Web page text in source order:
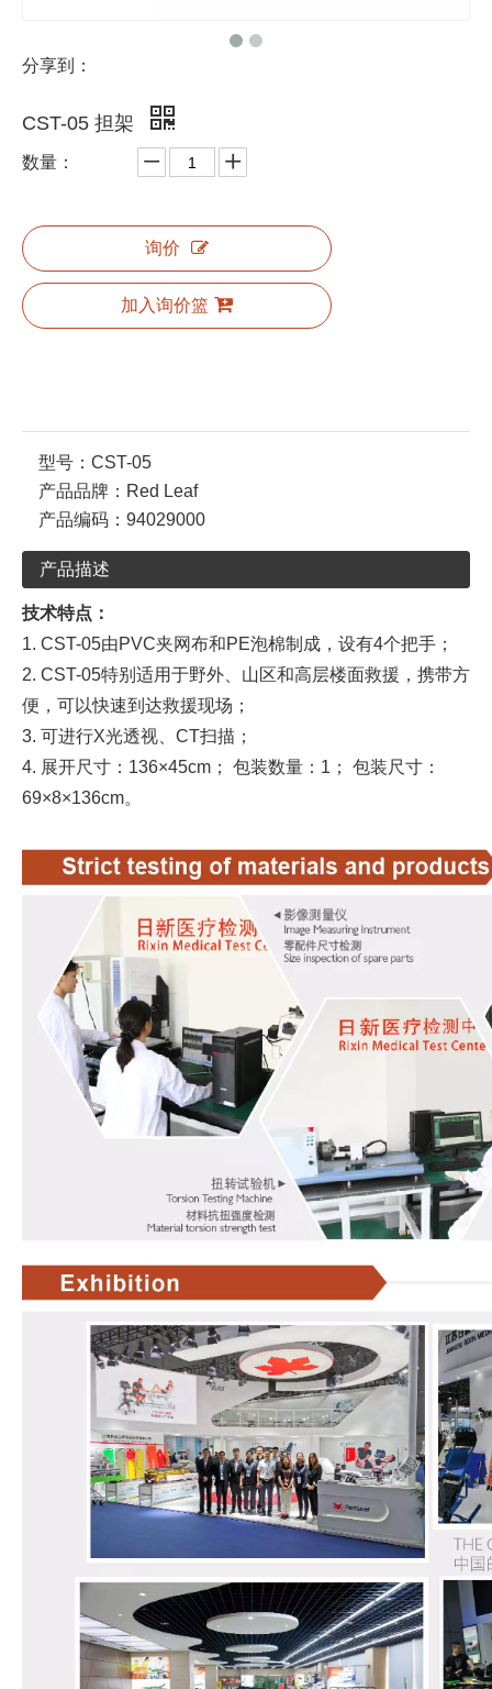
分享到：
CST-05 担架
数量：
询价
加入询价篮
型号： CST-05
产品品牌： Red Leaf
产品编码： 94029000
产品描述
技术特点：
1. CST-05由PVC夹网布和PE泡棉制成，设有4个把手；
2. CST-05特别适用于野外、山区和高层楼面救援，携带方
便，可以快速到达救援现场；
3. 可进行X光透视、CT扫描；
4. 展开尺寸：136×45cm； 包装数量：1； 包装尺寸：
69×8×136cm。